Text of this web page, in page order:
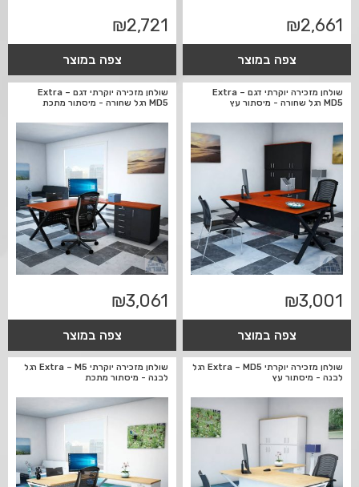
₪2,661
צפה במוצר
₪2,721
צפה במוצר
שולחן מזכירה יוקרתי דגם Extra –
MD5 רגל שחורה - מיסתור עץ
₪3,001
צפה במוצר
שולחן מזכירה יוקרתי דגם Extra –
MD5 רגל שחורה - מיסתור מתכת
₪3,061
צפה במוצר
שולחן מזכירה יוקרתי Extra – MD5 רגל
לבנה - מיסתור עץ
שולחן מזכירה יוקרתי Extra – M5 רגל
לבנה - מיסתור מתכת